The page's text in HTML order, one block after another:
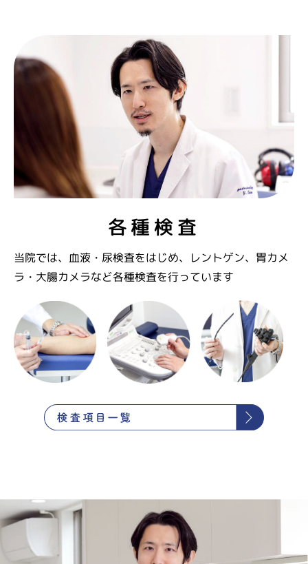
各種検査
当院では、血液・尿検査をはじめ、レントゲン、胃カメ
ラ・大腸カメラなど各種検査を行っています